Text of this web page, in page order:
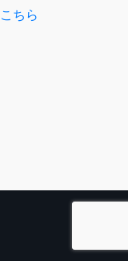
こちら